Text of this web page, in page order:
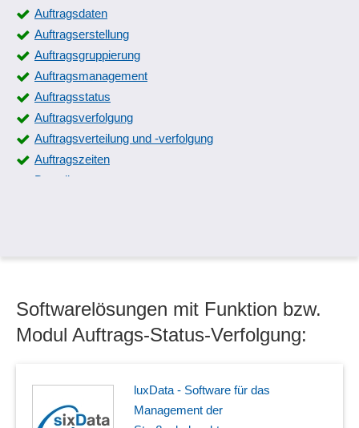
Auftragsdaten
Auftragserstellung
Auftragsgruppierung
Auftragsmanagement
Auftragsstatus
Auftragsverfolgung
Auftragsverteilung und -verfolgung
Auftragszeiten
Bestellstatus
EU Geschäftsvorfälle
Kundenhistorie
Kündigungsquoten
Lademittelbewegungen
Mobile Datenerfassung
Montageabwicklung
Softwarelösungen mit Funktion bzw.
Modul Auftrags-Status-Verfolgung:
luxData - Software für das
Management der